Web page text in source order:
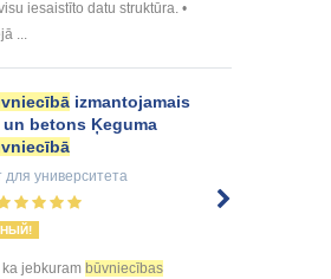
iesaistīto datu struktūra. •
...
izmantojamais
betons Ķeguma
для университета
ka jebkuram būvniecības